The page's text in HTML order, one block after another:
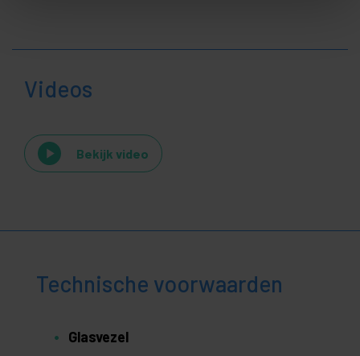
Videos
Bekijk video
Technische voorwaarden
Glasvezel